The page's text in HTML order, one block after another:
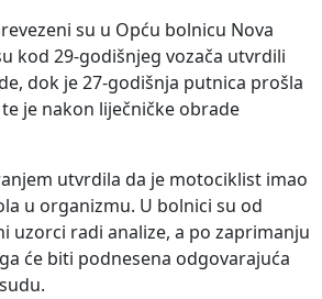
su u Opću bolnicu Nova
kod 29-godišnjeg vozača utvrdili
dok je 27-godišnja putnica prošla
je nakon liječničke obrade
utvrdila da je motociklist imao
u organizmu. U bolnici su od
uzorci radi analize, a po zaprimanju
će biti podnesena odgovarajuća